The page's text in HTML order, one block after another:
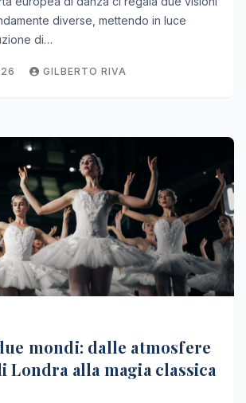
diverse, mettendo in luce
di…
GILBERTO RIVA
mondi: dalle atmosfere
Londra alla magia classica